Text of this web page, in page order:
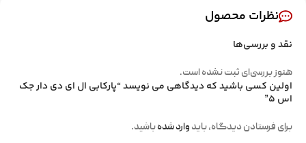
نظرات محصول
نقد و بررسی‌ها
هنوز بررسی‌ای ثبت نشده است.
اولین کسی باشید که دیدگاهی می نویسد “پارکابی ال ای دی دار جک
اس 5”
برای فرستادن دیدگاه، باید وارد شدهباشید.